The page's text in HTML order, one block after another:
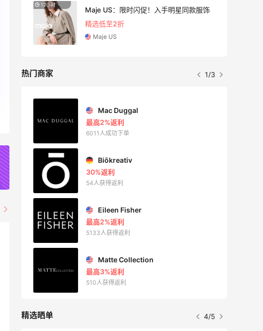
12小时
Maje US：限时闪促！入手明星同款服饰
精选低至2折
Maje US
热门商家 1/3
Mac Duggal
最高2%返利
6011人成功下单
Biōkreativ
30%返利
54人获得返利
Eileen Fisher
最高2%返利
5133人获得返利
Matte Collection
最高3%返利
510人获得返利
精选晒单 4/5